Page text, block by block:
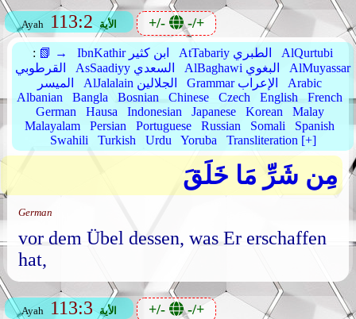
Ayah 113:2 الأية +/- -/+
: 📗 → IbnKathir ابن كثير AtTabariy الطبري
AlQurtubi
القرطوبي
AsSaadiyy السعدي AlBaghawi البغوي
AlMuyassar
الميسر
AlJalalain الجلالين Grammar الإعراب
Arabic
Albanian
Bangla Bosnian Chinese Czech English
French
German
Hausa Indonesian Japanese Korean
Malay
Malayalam
Persian Portuguese Russian Somali
Spanish
Swahili
Turkish Urdu Yoruba Transliteration [+]
مِن شَرِّ مَا خَلَقَ
German
vor dem Übel dessen, was Er erschaffen
hat,
Ayah 113:3 الأية +/- -/+